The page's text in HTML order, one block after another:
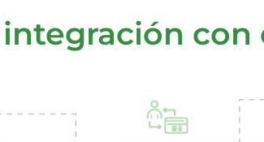
integración con